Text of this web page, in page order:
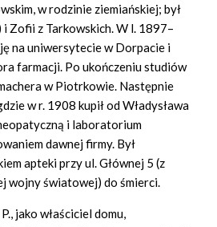
w rodzinie ziemiańskiej; był
i Zofii z Tarkowskich. W l. 1897–
na uniwersytecie w Dorpacie i
farmacji. Po ukończeniu studiów
w Piotrkowie. Następnie
w r. 1908 kupił od Władysława
i laboratorium
dawnej firmy. Był
apteki przy ul. Głównej 5 (z
wojny światowej) do śmierci.
jako właściciel domu,